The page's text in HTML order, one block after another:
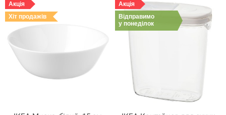
Акція
Хіт продажів
Акція
Відправимо
у понеділок